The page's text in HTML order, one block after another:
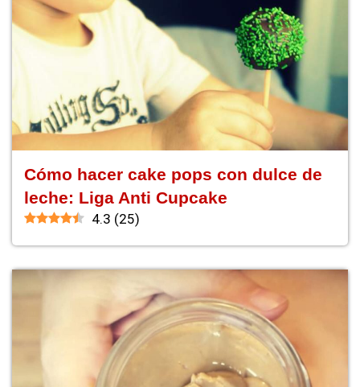
Cómo hacer cake pops con dulce de
leche: Liga Anti Cupcake
4.3 (25)